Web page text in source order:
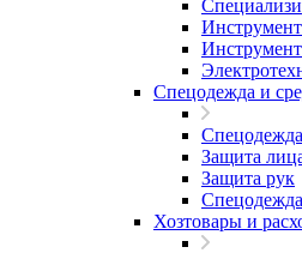
Спецодежда и
Защита
Защита рук
Спецодежда
Хозтовары и